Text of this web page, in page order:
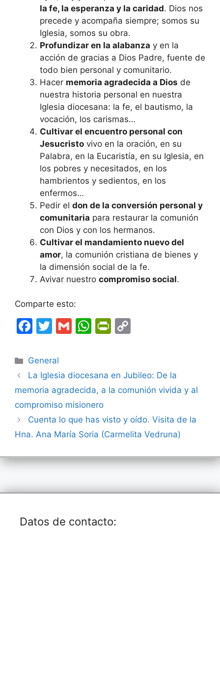
la fe, la esperanza y la caridad. Dios nos
precede y acompaña siempre; somos su
Iglesia, somos su obra.
Profundizar en la alabanza y en la
acción de gracias a Dios Padre, fuente de
todo bien personal y comunitario.
Hacer memoria agradecida a Dios de
nuestra historia personal en nuestra
Iglesia diocesana: la fe, el bautismo, la
vocación, los carismas…
Cultivar el encuentro personal con
Jesucristo vivo en la oración, en su
Palabra, en la Eucaristía, en su Iglesia, en
los pobres y necesitados, en los
hambrientos y sedientos, en los
enfermos…
Pedir el don de la conversión personal y
comunitaria para restaurar la comunión
con Dios y con los hermanos.
Cultivar el mandamiento nuevo del
amor, la comunión cristiana de bienes y
la dimensión social de la fe.
Avivar nuestro compromiso social.
Comparte esto:
F
c
e
b
o
o
k
T
itt
er
G
l
W
s
A
p
p
Pr
ri
e
dl
y
y
Li
k
Categorías
General
La Iglesia diocesana en Jubileo: De la
memoria agradecida, a la comunión vivida y al
compromiso misionero
Cuenta lo que has visto y oído. Visita de la
Hna. Ana María Soria (Carmelita Vedruna)
Datos de contacto: